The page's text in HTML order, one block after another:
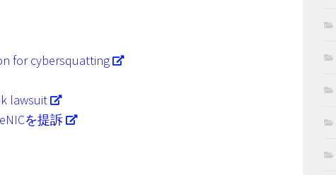
for cybersquatting
lawsuit
を提訴